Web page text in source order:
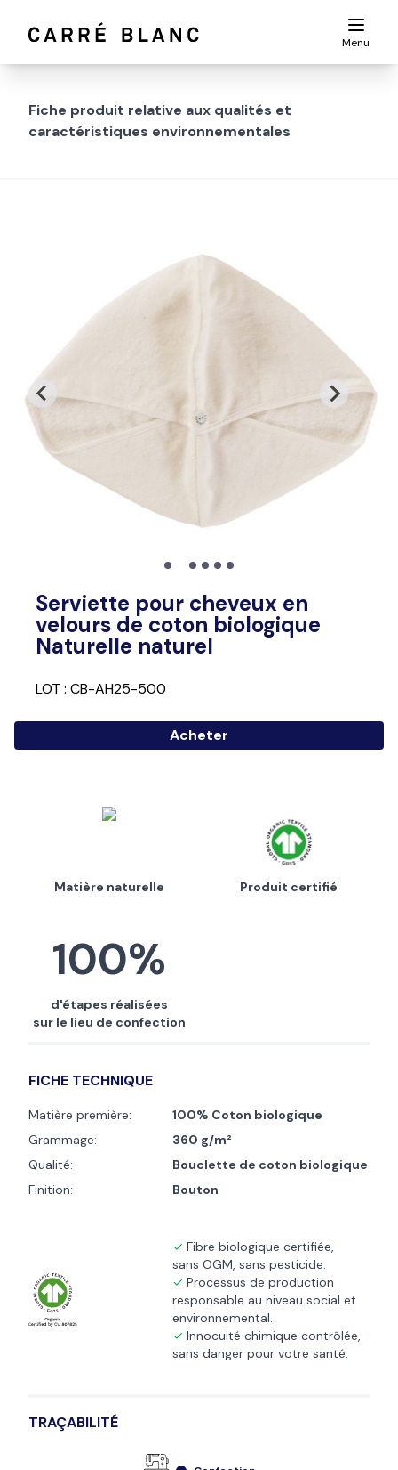
Menu
Fiche produit relative aux qualités et
caractéristiques environnementales
Serviette pour cheveux en
velours de coton biologique
Naturelle naturel
LOT : CB-AH25-500
Acheter
Matière naturelle Produit certifié
100%
d'étapes réalisées
sur le lieu de confection
FICHE TECHNIQUE
Matière première:
100% Coton biologique
Grammage:
360 g/m²
Qualité:
Bouclette de coton biologique
Finition:
Bouton
Fibre biologique certifiée,
sans OGM, sans pesticide.
Processus de production
responsable au niveau social et
environnemental.
Innocuité chimique contrôlée,
sans danger pour votre santé.
TRAÇABILITÉ